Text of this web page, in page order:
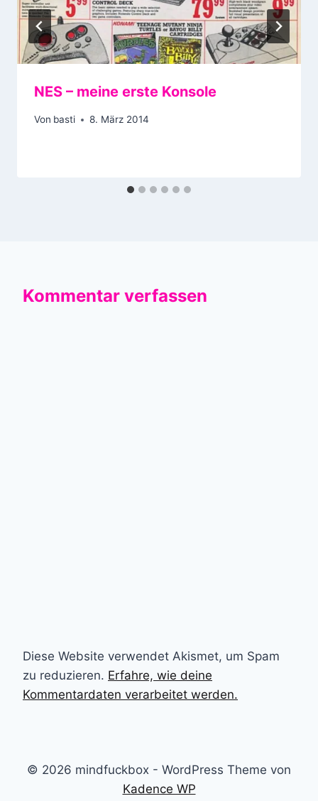
NES – meine erste Konsole
Von basti 8. März 2014
Kommentar verfassen
Diese Website verwendet Akismet, um Spam
zu reduzieren. Erfahre, wie deine
Kommentardaten verarbeitet werden.
© 2026 mindfuckbox - WordPress Theme von
Kadence WP